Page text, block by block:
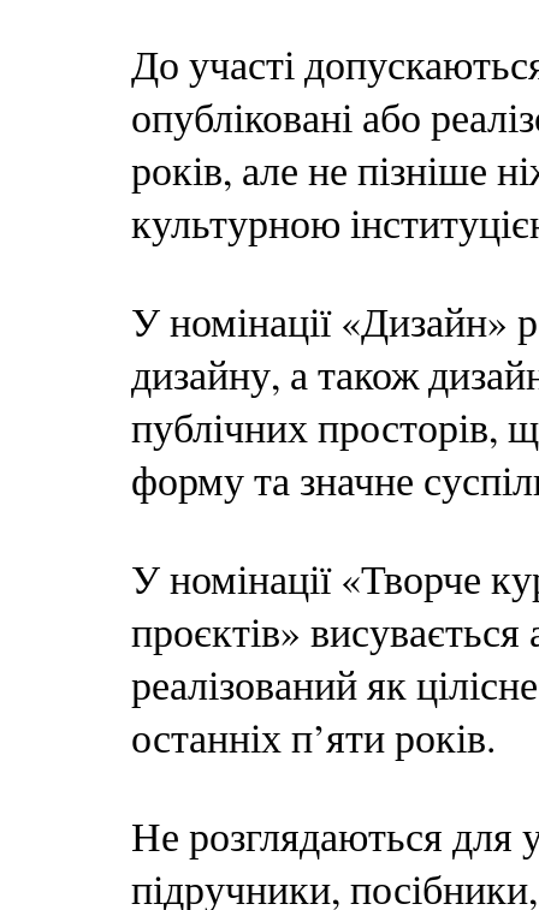
До участі
опубліковані або
років, але не пізніше
культурною
У номінації «Дизайн»
дизайну, а також
публічних
форму та значне
У номінації «Творче
проєктів»
реалізований як
останніх п’яти років.
Не розглядаються для
підручники,